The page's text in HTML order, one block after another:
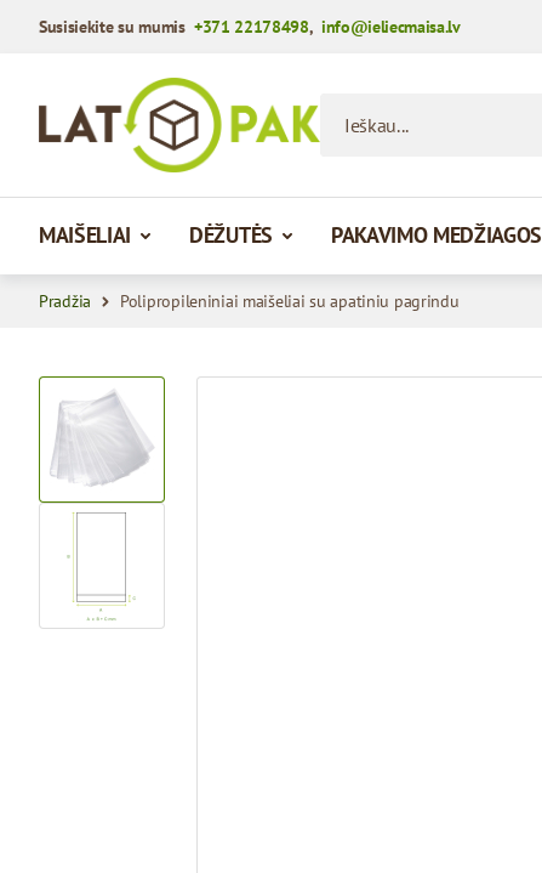
Susisiekite su mumis +371 22178498, info@ieliecmaisa.lv
MAIŠELIAI DĖŽUTĖS PAKAVIMO MEDŽIAGOS
Pradžia Polipropileniniai maišeliai su apatiniu pagrindu
View larger image
View larger image